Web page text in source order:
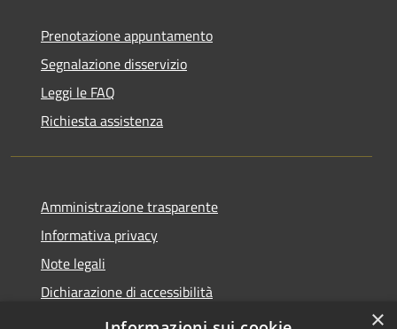
Prenotazione appuntamento
Segnalazione disservizio
Leggi le FAQ
Richiesta assistenza
Amministrazione trasparente
Informativa privacy
Note legali
Dichiarazione di accessibilità
Moduli Privacy Amministrazione trasparente
×